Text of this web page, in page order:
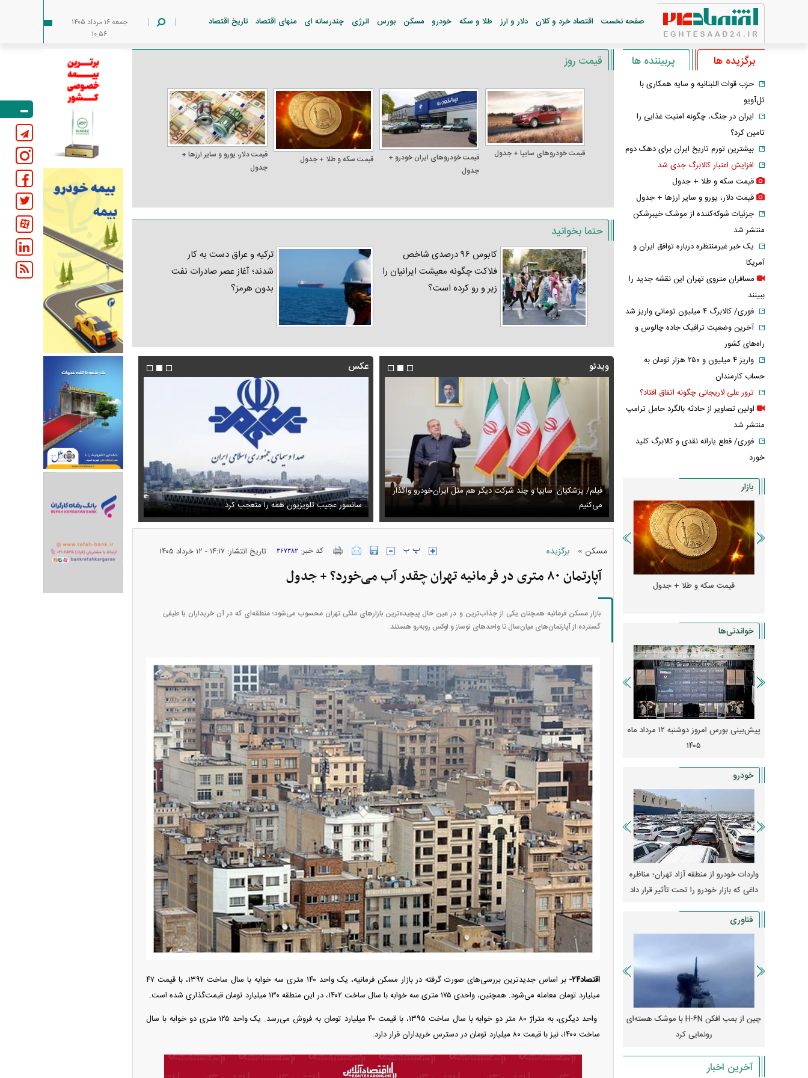
صفحه نخست اقتصاد خرد و کلان دلار و ارز طلا و سکه خودرو مسکن بورس انرژی چندرسانه ای منهای اقتصاد تاریخ اقتصاد
جمعه ۱۶ مرداد ۱۴۰۵
۱۰:۵۶
قیمت روز
قیمت خودرو‌های سایپا + جدول
قیمت خودرو‌های ایران خودرو +
جدول
قیمت سکه و طلا + جدول
قیمت دلار، یورو و سایر ارز‌ها +
جدول
حتما بخوانید
کابوس ۹۶ درصدی شاخص
فلاکت چگونه معیشت ایرانیان را
زیر و رو کرده است؟
ترکیه و عراق دست به کار
شدند؛ آغاز عصر صادرات نفت
بدون هرمز؟
ویدئو
اگر ارز ترجیحی را حذف نمی‌کردیم، قطعاً قحطی
فیلم/ پزشکیان: سایپا و چند شرکت دیگر هم مثل ایران‌خودرو واگذار
می‌کنیم
حمله خلبانان ایرانی به پایگاه آمریکا بدون GPS
فیلم/ پزشکیان: اگر ارز ترجیحی را حذف
پیش می‌آمد
عکس
جدید صابر ابر در فضای مجازی پربازدید شد عکس دیده‌نشده ظل‌السلطنه نوه ناصرالدین شاه در لباس دامادی سانسور عجیب تلویزیون همه را متعجب کرد استایل جدید صابر ابر در فضای مجازی
مسکن » برگزیده کد خبر:۳۶۷۳۸۲ تاریخ انتشار: ۱۴:۱۷ - ۱۲ خرداد ۱۴۰۵
آپارتمان ۸۰ متری در فرمانیه تهران چقدر آب می‌خورد؟ + جدول
بازار مسکن فرمانیه همچنان یکی از جذاب‌ترین و در عین حال پیچیده‌ترین بازار‌های ملکی تهران محسوب می‌شود؛ منطقه‌ای که در آن خریداران با طیفی
گسترده از آپارتمان‌های میان‌سال تا واحد‌های نوساز و لوکس روبه‌رو هستند.
اقتصاد۲۴-
بر اساس جدیدترین بررسی‌های صورت گرفته در بازار مسکن فرمانیه، یک واحد ۱۴۰ متری سه خوابه با سال ساخت ۱۳۹۷، با قیمت ۴۷
میلیارد تومان معامله می‌شود. همچنین، واحدی ۱۷۵ متری سه خوابه با سال ساخت ۱۴۰۲، در این منطقه ۱۳۰ میلیارد تومان قیمت‌گذاری شده است.
واحد دیگری، به متراژ ۸۰ متر دو خوابه با سال ساخت ۱۳۹۵، با قیمت ۴۰ میلیارد تومان به فروش می‌رسد. یک واحد ۱۲۵ متری دو خوابه با سال
ساخت ۱۴۰۰، نیز با قیمت ۸۰ میلیارد تومان در دسترس خریداران قرار دارد.
برگزیده ها پربیننده ها
حزب قوات اللبنانیه و سایه همکاری با
تل‌آویو
ایران در جنگ، چگونه امنیت غذایی را
تامین کرد؟
بیشترین تورم تاریخ ایران برای دهک دوم
افزایش اعتبار کالابرگ جدی شد
قیمت سکه و طلا + جدول
قیمت دلار، یورو و سایر ارز‌ها + جدول
جزئیات شوکه‌کننده از موشک خیبرشکن
منتشر شد
یک خبر غیرمنتظره درباره توافق ایران و
آمریکا
مسافران متروی تهران این نقشه جدید را
ببینند
فوری/ کالابرگ ۴ میلیون تومانی واریز شد
آخرین وضعیت ترافیک جاده چالوس و
راه‌های کشور
واریز ۴ میلیون و ۲۵۰ هزار تومان به
حساب کارمندان
ترور علی لاریجانی چگونه اتفاق افتاد؟
اولین تصاویر از حادثه بالگرد حامل ترامپ
منتشر شد
فوری/ قطع یارانه نقدی و کالابرگ کلید
خورد
بازار
قیمت سکه و طلا + جدول قیمت دلار، یورو و سایر ارز‌ها + جدول قیمت خودرو‌های ایران خودرو + جدول قیمت خودرو‌های ایران خودرو + جدول قیمت سکه و طلا + جدول
خواندنی‌ها
پیش‌بینی بورس امروز دوشنبه ۱۲ مرداد ماه
۱۴۰۵
زنگ خطر انباشت نیاز در بازار مسکن؛ فنر
قیمت‌ها فشرده شده
کارنامه مردود محسن پاک‌ نژاد؛ از افت شدید
درآمد ارزی تا بازی با عزل و نصب‌ها
پیش‌بینی بورس امروز دوشنبه ۱۲ مرداد ماه
۱۴۰۵
خودرو
واردات خودرو از منطقه آزاد تهران؛ مناظره
داغی که بازار خودرو را تحت تأثیر قرار داد
قیمت خودرو وارد فاز جدید شد/ اولین
واکنش بازار به تحولات سیاسی + جدول
هجوم خودروسازان چینی به اروپا؛ آیا
کارخانه‌های بحران‌زده نجات پیدا می‌کنند؟
واردات خودرو از منطقه آزاد تهران؛ مناظره
داغی که بازار خودرو را تحت تأثیر قرار داد
فناوری
چین از بمب افکن H-۶N با موشک هسته‌ای
رونمایی کرد
پهپاد رهگیر یا موشک پدافند؛ قدرت تهدید
کدامیک بیشتر است؟
رونمایی از پوکو M ۸ پاور با باتری ۸۰۰۰
میلی‌آمپرساعتی
چین از بمب افکن H-۶N با موشک هسته‌ای
آخرین اخبار